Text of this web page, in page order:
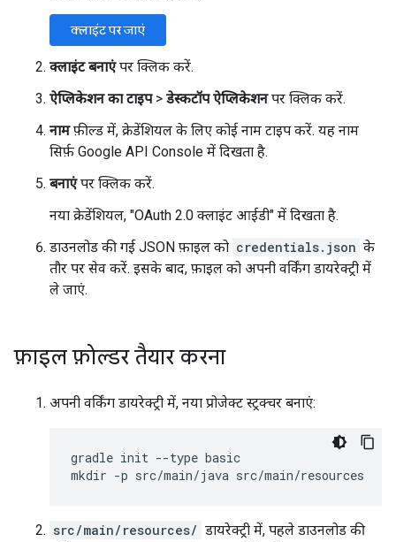
क्लाइंट पर जाएं
क्लाइंट बनाएंपर क्लिक करें.
ऐप्लिकेशन का टाइप > डेस्कटॉप ऐप्लिकेशनपर क्लिक करें.
नामफ़ील्ड में, क्रेडेंशियल के लिए कोई नाम टाइप करें. यह नाम
सिर्फ़ Google API Console में दिखता है.
बनाएंपर क्लिक करें.
नया क्रेडेंशियल, "OAuth 2.0 क्लाइंट आईडी" में दिखता है.
डाउनलोड की गई JSON फ़ाइल को credentials.json के
तौर पर सेव करें. इसके बाद, फ़ाइल को अपनी वर्किंग डायरेक्ट्री में
ले जाएं.
फ़ाइल फ़ोल्डर तैयार करना
अपनी वर्किंग डायरेक्ट्री में, नया प्रोजेक्ट स्ट्रक्चर बनाएं:
gradle init --type basic
src/main/resources/ डायरेक्ट्री में, पहले डाउनलोड की